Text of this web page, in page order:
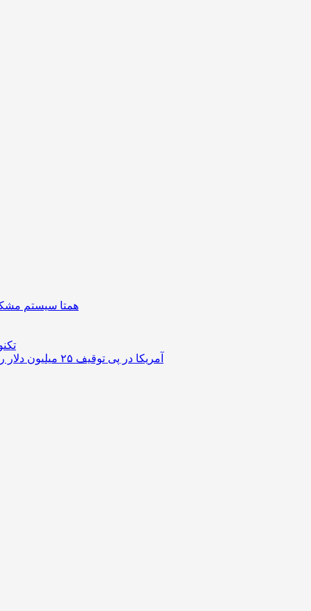
همتا سیستم
آمریکا در پی توقیف ۲۵ میلیون دلار رمزارز حاصل از کلاهبرداری‌های عاشقانه است